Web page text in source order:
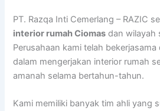
PT. Razqa Inti Cemerlang – RAZIC
interior rumah Ciomas dan wilayah
Perusahaan kami telah
dalam mengerjakan interior rumah
amanah selama bertahun-tahun.
Kami memiliki banyak tim ahli yang